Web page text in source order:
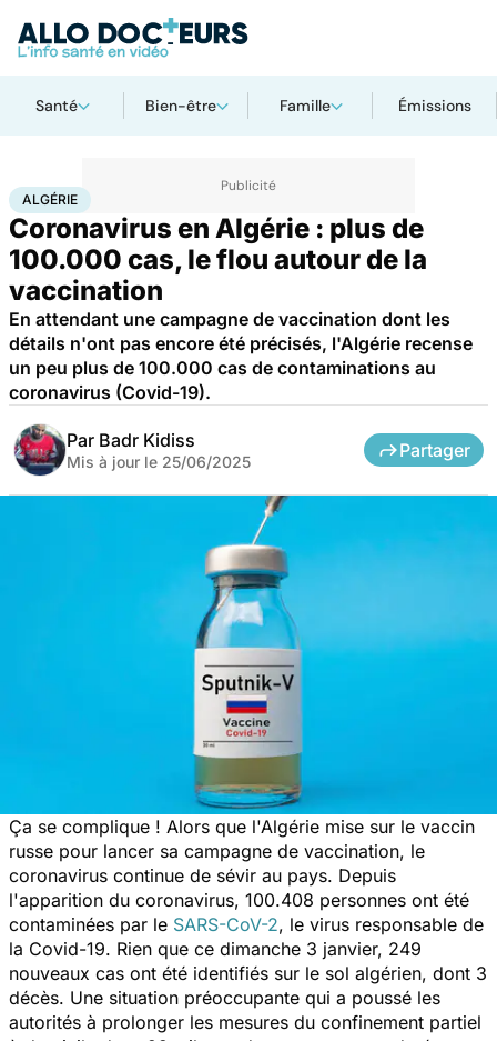
Santé Bien-être Famille Émissions
AccueilSanté Santé publiqueAlgérie
ALGÉRIE
Coronavirus en Algérie : plus de
100.000 cas, le flou autour de la
vaccination
En attendant une campagne de vaccination dont les
détails n'ont pas encore été précisés, l'Algérie recense
un peu plus de 100.000 cas de contaminations au
coronavirus (Covid-19).
Par Badr Kidiss
Mis à jour le 25/06/2025
Partager
Ça se complique ! Alors que l'Algérie mise sur le vaccin
russe pour lancer sa campagne de vaccination, le
coronavirus continue de sévir au pays. Depuis
l'apparition du coronavirus, 100.408 personnes ont été
contaminées par le SARS-CoV-2, le virus responsable de
la Covid-19. Rien que ce dimanche 3 janvier, 249
nouveaux cas ont été identifiés sur le sol algérien, dont 3
décès. Une situation préoccupante qui a poussé les
autorités à prolonger les mesures du confinement partiel